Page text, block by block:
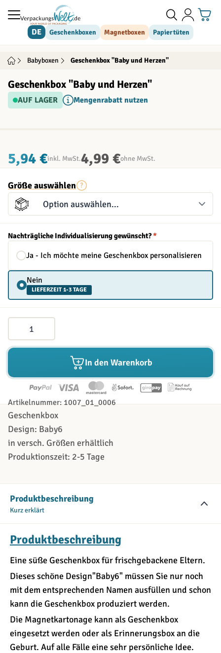
Direkt zum Inhalt
DE Geschenkboxen Magnetboxen Papiertüten
Babyboxen Geschenkbox "Baby und Herzen"
Geschenkbox "Baby und Herzen"
AUF LAGER Mengenrabatt nutzen
Produktbeschreibung
Kurz erklärt
Produktbeschreibung
Eine süße Geschenkbox für frischgebackene Eltern.
Dieses schöne Design"Baby6" müssen Sie nur noch
mit dem entsprechenden Namen ausfüllen und schon
kann die Geschenkbox produziert werden.
Die Magnetkartonage kann als Geschenkbox
eingesetzt werden oder als Erinnerungsbox an die
Geburt. Auf alle Fälle eine sehr persönliche Idee.
5,94 €inkl. MwSt.4,99 €ohne MwSt.
Größe auswählen
Nachträgliche Individualisierung gewünscht?*
Ja - Ich möchte meine Geschenkbox personalisieren
Nein
LIEFERZEIT 1-3 TAGE
In den Warenkorb
Artikelnummer: 1007_01_0006
Geschenkbox
Design: Baby6
in versch. Größen erhältlich
Produktionszeit: 2-5 Tage